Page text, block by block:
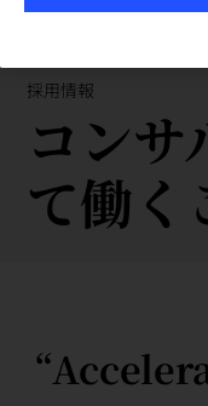
採用情報
コンサ
て働く